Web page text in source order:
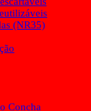
(NR35)
Concha